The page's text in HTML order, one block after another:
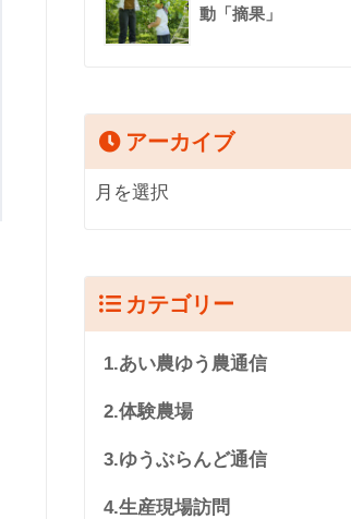
動「摘果」
アーカイブ
カテゴリー
1.あい農ゆう農通信
2.体験農場
3.ゆうぶらんど通信
4.生産現場訪問